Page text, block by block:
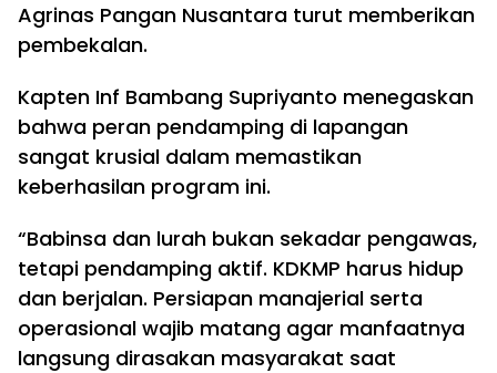
Agrinas Pangan Nusantara turut memberikan
pembekalan.
Kapten Inf Bambang Supriyanto menegaskan
bahwa peran pendamping di lapangan
sangat krusial dalam memastikan
keberhasilan program ini.
“Babinsa dan lurah bukan sekadar pengawas,
tetapi pendamping aktif. KDKMP harus hidup
dan berjalan. Persiapan manajerial serta
operasional wajib matang agar manfaatnya
langsung dirasakan masyarakat saat